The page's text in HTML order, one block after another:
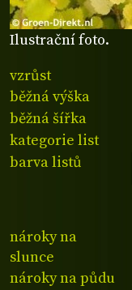
Ilustrační foto.
vzrůst
běžná výška
běžná šířka
kategorie list
barva listů
nároky na
slunce
nároky na půdu